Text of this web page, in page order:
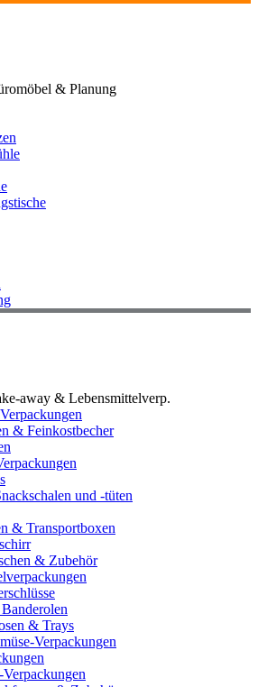
& Planung
away & Lebensmittelverp.
& Feinkostbecher
und -tüten
& Transportboxen
& Zubehör
& Trays
Verpackungen